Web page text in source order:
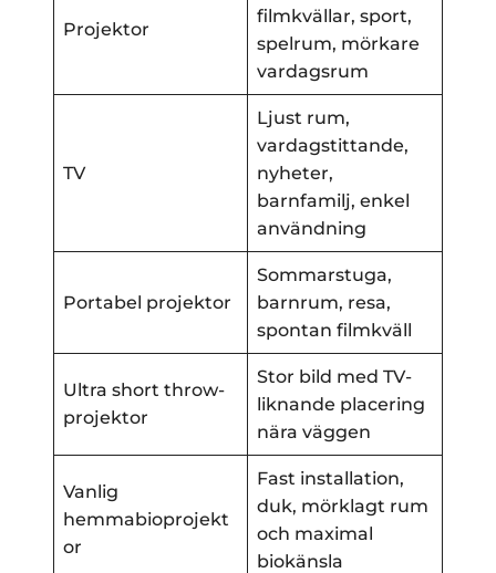
Projektor
filmkvällar, sport,
spelrum, mörkare
vardagsrum
TV
Ljust rum,
vardagstittande,
nyheter,
barnfamilj, enkel
användning
Portabel projektor
Sommarstuga,
barnrum, resa,
spontan filmkväll
Ultra short throw-
projektor
Stor bild med TV-
liknande placering
nära väggen
Vanlig
hemmabioprojekt
or
Fast installation,
duk, mörklagt rum
och maximal
biokänsla